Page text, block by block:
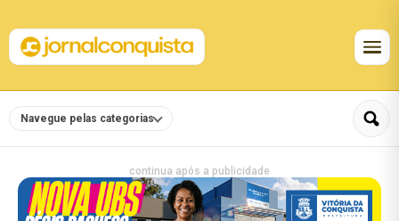
Navegue pelas categorias
continua após a publicidade